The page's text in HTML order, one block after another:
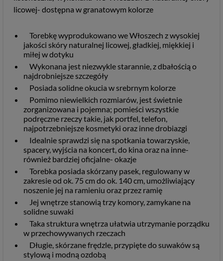
licowej- dostępna w granatowym kolorze
Torebkę wyprodukowano we Włoszech z wysokiej
jakości skóry naturalnej licowej, gładkiej, miękkiej i
miłej w dotyku
Wykonana jest niezwykle starannie, z dbałością o
najdrobniejsze szczegóły
Posiada solidne okucia w srebrnym kolorze
Pomimo niewielkich rozmiarów, jest świetnie
zorganizowana i pojemna; pomieści wszystkie
podręczne rzeczy takie, jak portfel, telefon,
najpotrzebniejsze kosmetyki oraz inne drobiazgi
Idealnie sprawdzi się na spotkania towarzyskie,
spacery, wyjścia na koncert, do kina oraz na inne-
również bardziej oficjalne- okazje
Torebka posiada skórzany pasek, regulowany w
zakresie od ok. 75 cm do ok. 140 cm, umożliwiający
noszenie jej na ramieniu oraz przez ramię
Jej wnętrze stanowią trzy komory, zamykane na
solidne suwaki
Taka struktura wnętrza ułatwia utrzymanie porządku
w przechowywanych rzeczach
Długie, skórzane frędzle, przypięte do suwaków są
stylową i modną ozdobą